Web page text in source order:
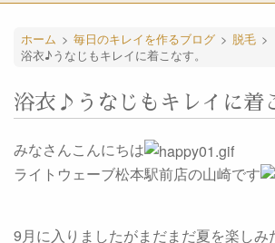
ホーム > 毎日のキレイを作るブログ > 脱毛 >
浴衣♪うなじもキレイに着こなす。
浴衣♪うなじもキレイに着
みなさんこんにちは
ライトウェーブ松本駅前店の山崎です
9月に入りましたがまだまだ夏を楽しみ